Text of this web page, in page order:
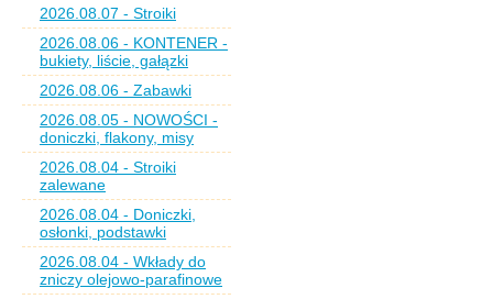
2026.08.07 - Stroiki
2026.08.06 - KONTENER -
bukiety, liście, gałązki
2026.08.06 - Zabawki
2026.08.05 - NOWOŚCI -
doniczki, flakony, misy
2026.08.04 - Stroiki
zalewane
2026.08.04 - Doniczki,
osłonki, podstawki
2026.08.04 - Wkłady do
zniczy olejowo-parafinowe